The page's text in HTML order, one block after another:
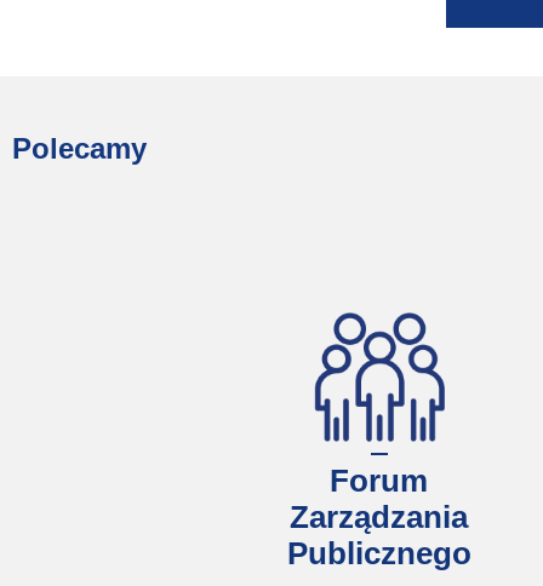
Polecamy
Forum
Zarządzania
Publicznego